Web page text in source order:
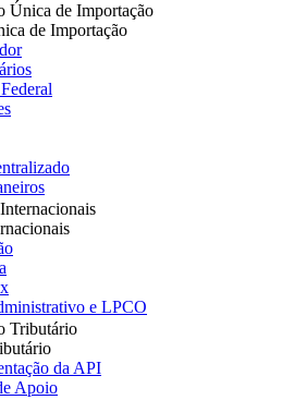
Única de Importação
de Importação
e LPCO
Tributário
da API
Apoio